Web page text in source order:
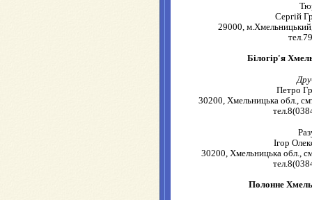
Сергій
29000,
Білогір'я
Петро
30200, Хмельницька обл.,
Ігор
30200, Хмельницька обл.,
Полонне